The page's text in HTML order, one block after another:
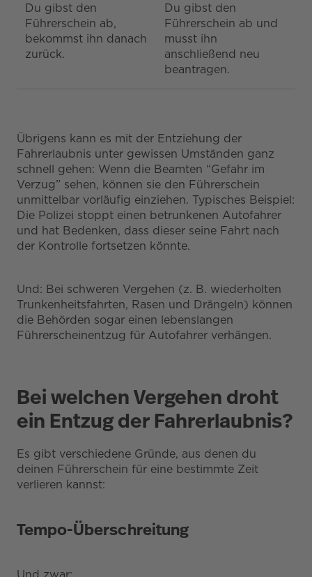
Du gibst den
Führerschein ab,
bekommst ihn danach
zurück.
Du gibst den
Führerschein ab und
musst ihn
anschließend neu
beantragen.
Übrigens kann es mit der Entziehung der
Fahrerlaubnis unter gewissen Umständen ganz
schnell gehen: Wenn die Beamten “Gefahr im
Verzug” sehen, können sie den Führerschein
unmittelbar vorläufig einziehen. Typisches Beispiel:
Die Polizei stoppt einen betrunkenen Autofahrer
und hat Bedenken, dass dieser seine Fahrt nach
der Kontrolle fortsetzen könnte.
Und: Bei schweren Vergehen (z. B. wiederholten
Trunkenheitsfahrten, Rasen und Drängeln) können
die Behörden sogar einen lebenslangen
Führerscheinentzug für Autofahrer verhängen.
Bei welchen Vergehen droht
ein Entzug der Fahrerlaubnis?
Es gibt verschiedene Gründe, aus denen du
deinen Führerschein für eine bestimmte Zeit
verlieren kannst:
Tempo-Überschreitung